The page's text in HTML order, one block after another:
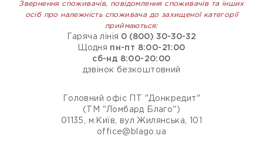
Звернення споживачів, повідомлення споживачів та інших
осіб про належність споживача до захищеної категорії
приймаються:
Гаряча лінія 0 (800) 30-30-32
Щодня пн-пт 8:00-21:00
сб-нд 8:00-20:00
дзвінок безкоштовний
Головний офіс ПТ "Донкредит"
(ТМ "Ломбард Благо")
01135, м.Київ, вул Жилянська, 101
office@blago.ua